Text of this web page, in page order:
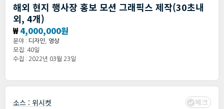
해외 현지 행사장 홍보 모션 그래픽스 제작(30초내
외, 4개)
₩4,000,000원
분야 : 디자인
영상
모집: 40일
수집 : 2022년 03월 23일
소스 : 위시켓 체크